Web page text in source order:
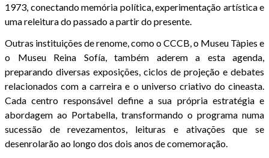
1973, conectando memória política, experimentação artística e
uma releitura do passado a partir do presente.
Outras instituições de renome, como o CCCB, o Museu Tàpies e
o Museu Reina Sofía, também aderem a esta agenda,
preparando diversas exposições, ciclos de projeção e debates
relacionados com a carreira e o universo criativo do cineasta.
Cada centro responsável define a sua própria estratégia e
abordagem ao Portabella, transformando o programa numa
sucessão de revezamentos, leituras e ativações que se
desenrolarão ao longo dos dois anos de comemoração.